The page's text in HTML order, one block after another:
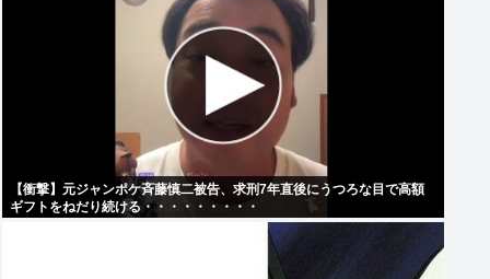
【衝撃】元ジャンポケ斉藤慎二被告、求刑7年直後にうつろな目で高額
ギフトをねだり続ける・・・・・・・・・